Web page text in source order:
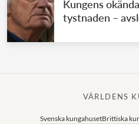
Kungens
tystnaden –
VÄRLDENS
Svenska kungahusetBrittiska